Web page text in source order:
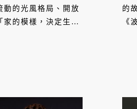
動的光風格局、開放
家的模樣，決定生活
的
《